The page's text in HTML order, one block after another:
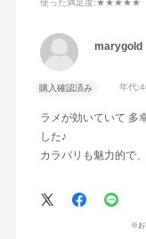
marygold
購入確認済み 年代:
ラメが効いていて 多
した♪
カラバリも魅力的で
※お